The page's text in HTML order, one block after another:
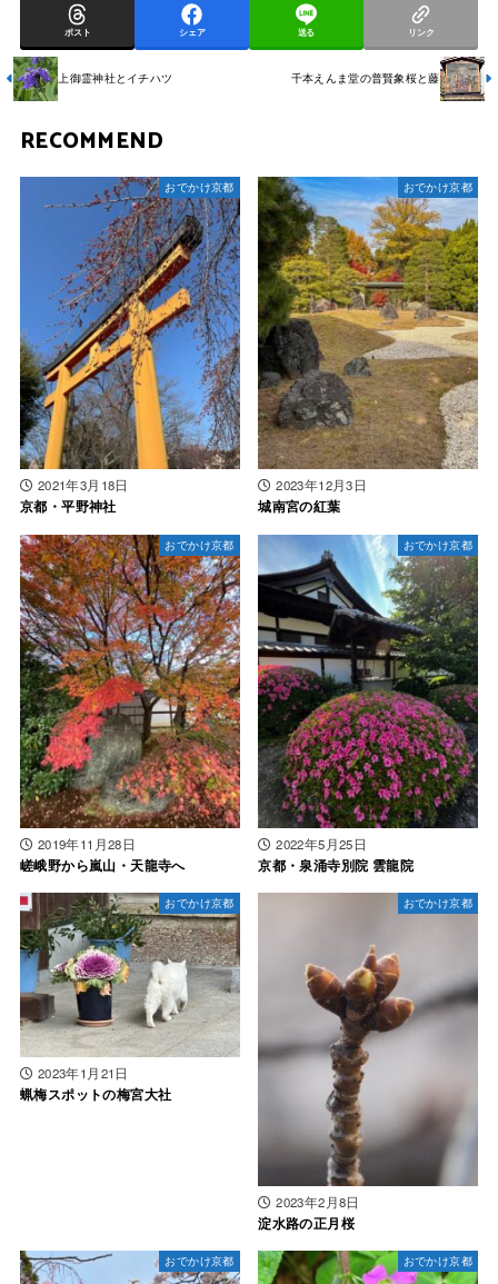
ポスト シェア 送る リンク
上御霊神社とイチハツ 千本えんま堂の普賢象桜と藤
RECOMMEND
おでかけ京都
2021年3月18日
京都・平野神社
おでかけ京都
2023年12月3日
城南宮の紅葉
おでかけ京都
2019年11月28日
嵯峨野から嵐山・天龍寺へ
おでかけ京都
2022年5月25日
京都・泉涌寺別院 雲龍院
おでかけ京都
2023年1月21日
蝋梅スポットの梅宮大社
おでかけ京都
2023年2月8日
淀水路の正月桜
おでかけ京都 おでかけ京都